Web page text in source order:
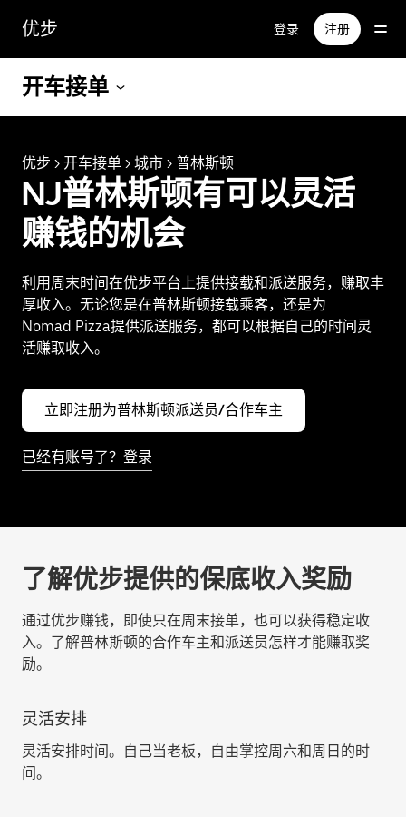
容
优步 登录 注册
开车接单
优步 > 开车接单 > 城市 > 普林斯顿
NJ普林斯顿有可以灵活
赚钱的机会
利用周末时间在优步平台上提供接载和派送服务，赚取丰
厚收入。无论您是在普林斯顿接载乘客，还是为
Nomad Pizza提供派送服务，都可以根据自己的时间灵
活赚取收入。
立即注册为普林斯顿派送员/合作车主
已经有账号了？登录
了解优步提供的保底收入奖励
通过优步赚钱，即使只在周末接单，也可以获得稳定收
入。了解普林斯顿的合作车主和派送员怎样才能赚取奖
励。
灵活安排
灵活安排时间。自己当老板，自由掌控周六和周日的时
间。